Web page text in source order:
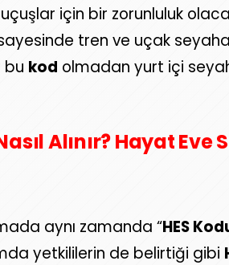
için bir zorunluluk
tren ve uçak
bu kod olmadan yurt içi
Alınır?Hayat Eve
aynı zamanda “HES
yetkililerin de belirtiği gibi